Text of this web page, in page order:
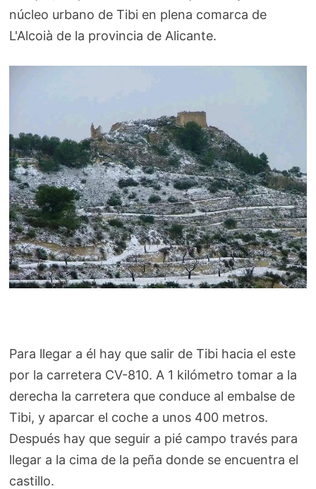
núcleo urbano de Tibi en plena comarca de
L'Alcoià de la provincia de Alicante.
Para llegar a él hay que salir de Tibi hacia el este
por la carretera CV-810. A 1 kilómetro tomar a la
derecha la carretera que conduce al embalse de
Tibi, y aparcar el coche a unos 400 metros.
Después hay que seguir a pié campo través para
llegar a la cima de la peña donde se encuentra el
castillo.